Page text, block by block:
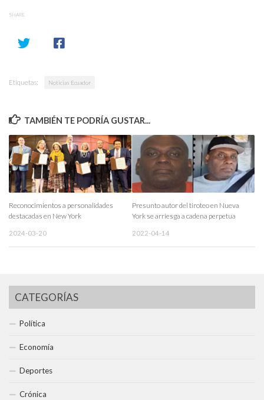
SHARE
Etiquetas: Noticias Ecuador
TAMBIÉN TE PODRÍA GUSTAR...
Reconocimientos a personalidades
destacadas en New York
2024-03-20
Presunto autor del tiroteo en Nueva
York se arriesga a cadena perpetua
2022-04-14
CATEGORÍAS
Política
Economía
Deportes
Crónica